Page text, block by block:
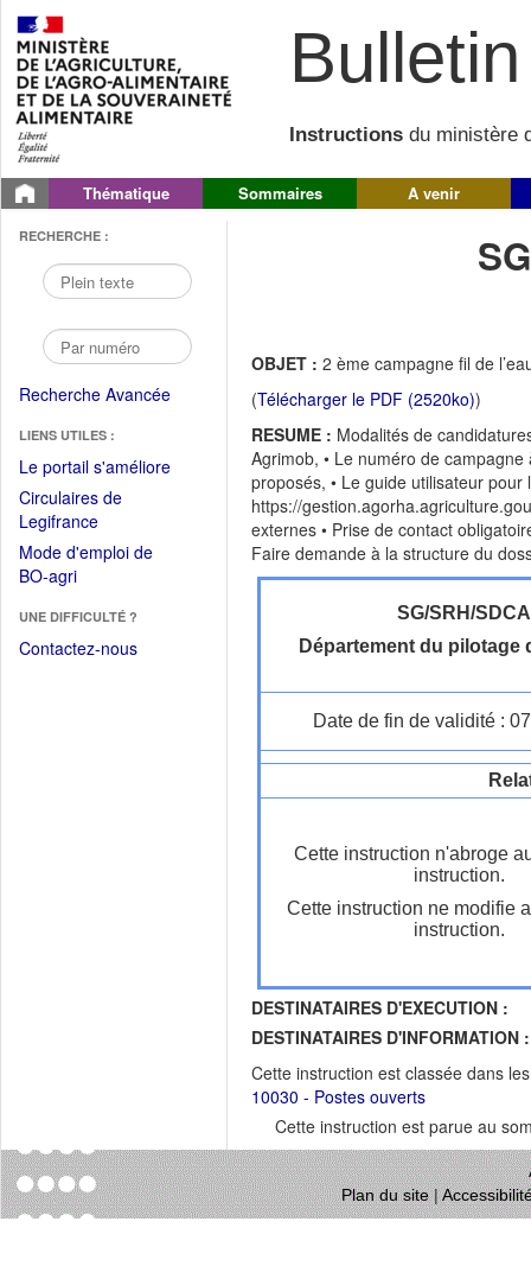
Instructions du ministère
Thématique Sommaires A venir
RECHERCHE :
Recherche Avancée
LIENS UTILES :
Le portail s'améliore(Fichier
Circulaires de
Legifrance(Ouvrir
dans
une
fenêtre)
Mode d'emploi de
BO-agri(Ouvrir
une
nouvelle
UNE DIFFICULTÉ ?
Contactez-nous
OBJET : 2 ème campagne fil de
(Télécharger le PDF (2520ko))
RESUME : Modalités de
Agrimob, • Le numéro de
proposés, • Le guide utilisateur
https://
externes • Prise de contact
Faire demande à la structure du
SG/SRH/
Département du pilotage
Date de fin de validité :
Cette instruction n'abroge
instruction.
Cette instruction ne modifie
instruction.
DESTINATAIRES D'EXECUTION :
DESTINATAIRES D'INFORMATION :
Cette instruction est classée dans
10030 - Postes ouverts
Cette instruction est parue au
Plan du site|